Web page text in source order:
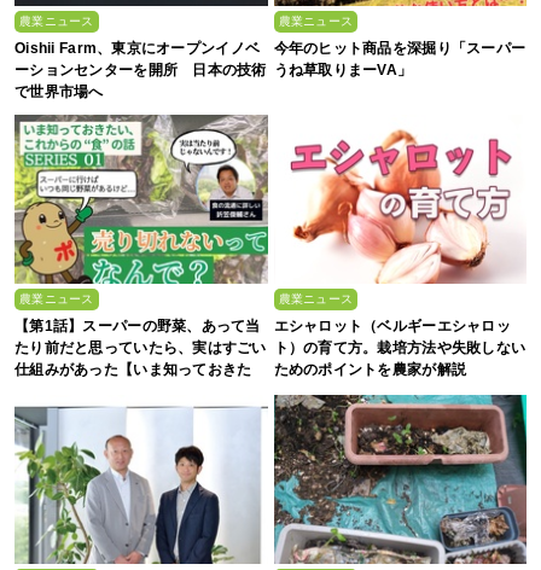
農業ニュース
Oishii Farm、東京にオープンイノベ
ーションセンターを開所 日本の技術
で世界市場へ
農業ニュース
今年のヒット商品を深掘り「スーパー
うね草取りまーVA」
農業ニュース
【第1話】スーパーの野菜、あって当
たり前だと思っていたら、実はすごい
仕組みがあった【いま知っておきた
農業ニュース
エシャロット（ベルギーエシャロッ
ト）の育て方。栽培方法や失敗しない
ためのポイントを農家が解説